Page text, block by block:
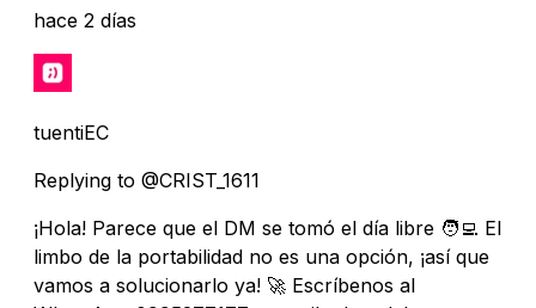
hace 2 días
tuentiEC
Replying to @CRIST_1611
¡Hola! Parece que el DM se tomó el día libre 🧑‍💻 El
limbo de la portabilidad no es una opción, ¡así que
vamos a solucionarlo ya! 🚀 Escríbenos al